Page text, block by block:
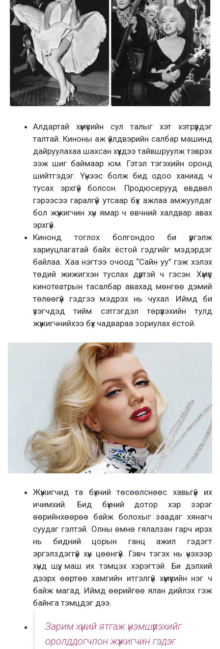
Алдартай хүмүүсийн сул талыг хэт хэтрүүлдэг
талтай. Киноны аж үйлдвэрийн салбар машинд
дайруулахаа шахсан хүүхдээ тайвшруулж тэврэх
ээж шиг баймаар юм. Гэтэл тэгэхийн оронд
шийтгэдэг. Үүнээс болж бид одоо ханиад ч
тусах эрхгүй болсон. Продюсерууд өвдвөл
гэрээсээ гаралгүй утсаар бүх ажлаа амжуулдаг
бол жүжигчин хүн ямар ч өвчний халдвар авах
эрхгүй.
Кинонд тоглох болгондоо би үргэлж
хариуцлагатай байх ёстой гэдгийг мэдэрдэг
байлаа. Хаа нэгтээ очоод “Сайн уу” гэж хэлэх
төдий жижигхэн туслах дүртэй ч гэсэн. Хүмүүс
кинотеатрын тасалбар авахад мөнгөө дэмий
төлөөгүй гэдгээ мэдрэх нь чухал. Иймд би
үзэгчдэд тийм сэтгэгдэл төрүүлэхийн тулд
жүжигчнийхээ бүх чадвараа зориулах ёстой.
Жүжигчид та бүхний төсөөлснөөс хавьгүй их
ичимхий. Бид бүхний дотор хэр зэрэг
өөрийнхөөрөө байж болохыг заадаг хянагч
суудаг гэлтэй. Олны өмнө гялалзан гарч ирэх
нь бидний цорын ганц ажил гэдэгт
эргэлздэггүй хүн цөөнгүй. Гэвч тэгэх нь үнэхээр
хүнд шүү, маш их тэмцэх хэрэгтэй. Би дэлхий
дээрх өөртөө хамгийн итгэлгүй хүмүүсийн нэг ч
байж магад. Иймд өөрийгөө ялан дийлэх гэж
байнга тэмцдэг дээ.
Зарим хүний ятгаж үнэмшүүлэхийг
оролддогчлон жүжигчин гэдэг